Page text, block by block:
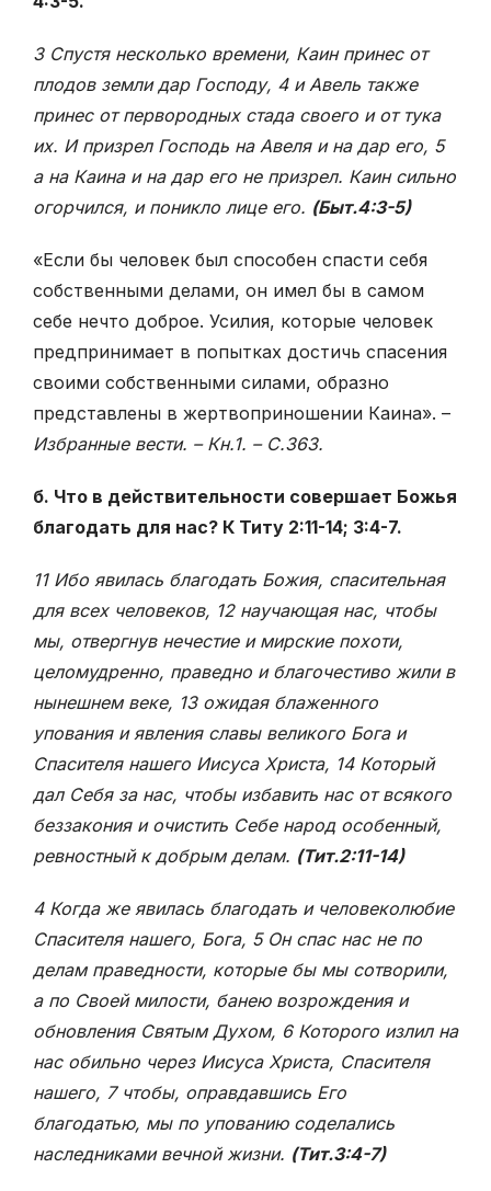
3 Спустя несколько времени, Каин принес от
плодов земли дар Господу, 4 и Авель также
принес от первородных стада своего и от тука
их. И призрел Господь на Авеля и на дар его, 5
а на Каина и на дар его не призрел. Каин сильно
огорчился, и поникло лице его. (Быт.4:3-5)
«Если бы человек был способен спасти себя
собственными делами, он имел бы в самом
себе нечто доброе. Усилия, которые человек
предпринимает в попытках достичь спасения
своими собственными силами, образно
представлены в жертвоприношении Каина». –
Избранные вести. – Кн.1. – С.363.
б. Что в действительности совершает Божья
благодать для нас? К Титу 2:11-14; 3:4-7.
11 Ибо явилась благодать Божия, спасительная
для всех человеков, 12 научающая нас, чтобы
мы, отвергнув нечестие и мирские похоти,
целомудренно, праведно и благочестиво жили в
нынешнем веке, 13 ожидая блаженного
упования и явления славы великого Бога и
Спасителя нашего Иисуса Христа, 14 Который
дал Себя за нас, чтобы избавить нас от всякого
беззакония и очистить Себе народ особенный,
ревностный к добрым делам. (Тит.2:11-14)
4 Когда же явилась благодать и человеколюбие
Спасителя нашего, Бога, 5 Он спас нас не по
делам праведности, которые бы мы сотворили,
а по Своей милости, банею возрождения и
обновления Святым Духом, 6 Которого излил на
нас обильно через Иисуса Христа, Спасителя
нашего, 7 чтобы, оправдавшись Его
благодатью, мы по упованию соделались
наследниками вечной жизни. (Тит.3:4-7)